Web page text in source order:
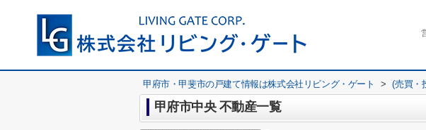
甲府市・甲斐市の戸建て情報は株式会社リビング・ゲート > (売買・
甲府市中央 不動産一覧